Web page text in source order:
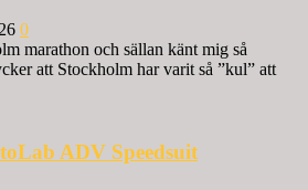
0
marathon och sällan känt mig så
att Stockholm har varit så ”kul” att
ADV Speedsuit